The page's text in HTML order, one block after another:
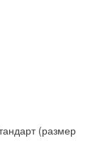
(размер